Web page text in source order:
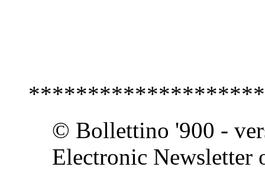
© Bollettino '900 -
Electronic Newsletter